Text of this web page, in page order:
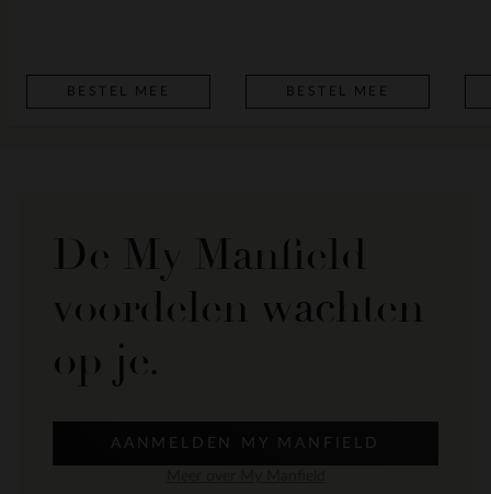
BESTEL MEE BESTEL MEE
De My Manfield
voordelen wachten
op je.
AANMELDEN MY MANFIELD